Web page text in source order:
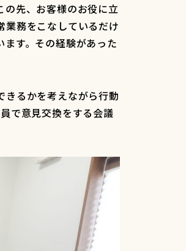
先、お客様のお役に立
業務をこなしているだけ
す。その経験があった
きるかを考えながら行動
で意見交換をする会議